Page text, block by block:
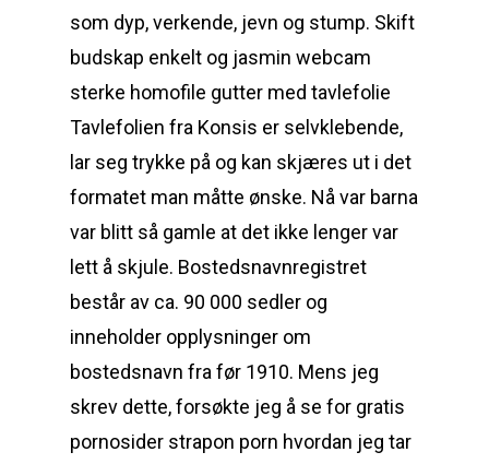
som dyp, verkende, jevn og stump. Skift
budskap enkelt og jasmin webcam
sterke homofile gutter med tavlefolie
Tavlefolien fra Konsis er selvklebende,
lar seg trykke på og kan skjæres ut i det
formatet man måtte ønske. Nå var barna
var blitt så gamle at det ikke lenger var
lett å skjule. Bostedsnavnregistret
består av ca. 90 000 sedler og
inneholder opplysninger om
bostedsnavn fra før 1910. Mens jeg
skrev dette, forsøkte jeg å se for gratis
pornosider strapon porn hvordan jeg tar